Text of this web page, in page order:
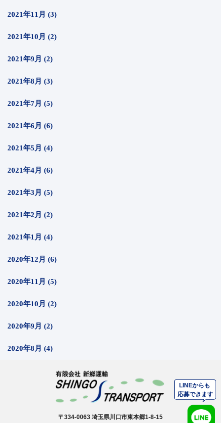
2021年11月 (3)
2021年10月 (2)
2021年9月 (2)
2021年8月 (3)
2021年7月 (5)
2021年6月 (6)
2021年5月 (4)
2021年4月 (6)
2021年3月 (5)
2021年2月 (2)
2021年1月 (4)
2020年12月 (6)
2020年11月 (5)
2020年10月 (2)
2020年9月 (2)
2020年8月 (4)
〒334-0063 埼玉県川口市東本郷1-8-15